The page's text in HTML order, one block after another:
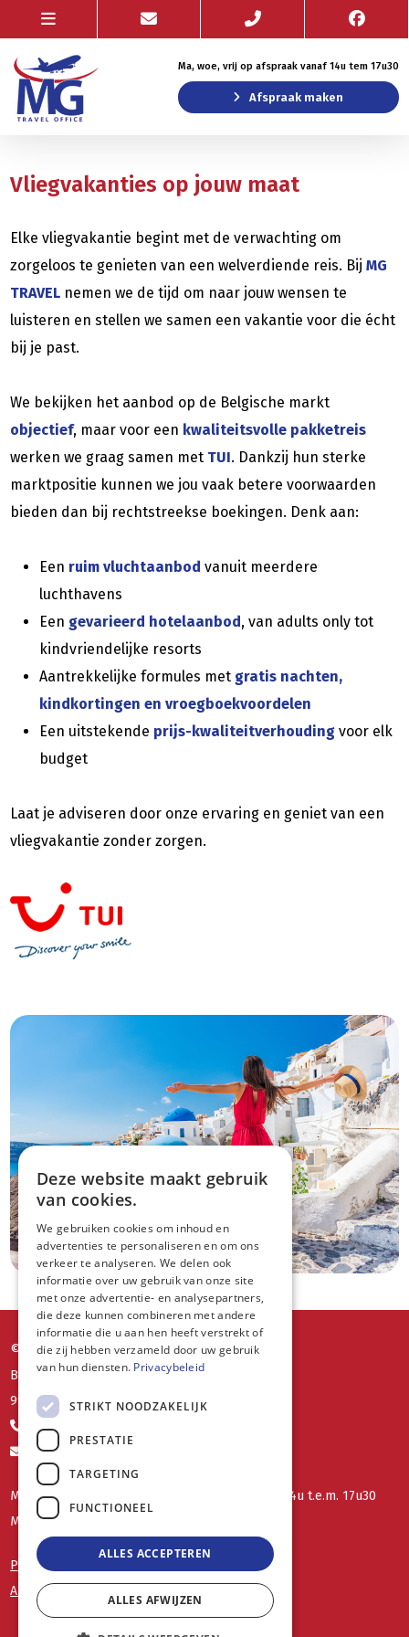
Ma, woe, vrij op afspraak vanaf 14u tem 17u30
Afspraak maken
Vliegvakanties op jouw maat
Elke vliegvakantie begint met de verwachting om
zorgeloos te genieten van een welverdiende reis. BijMG
TRAVEL nemen we de tijd om naar jouw wensen te
luisteren en stellen we samen een vakantie voor die écht
bij je past.
We bekijken het aanbod op de Belgische markt
objectief, maar voor een kwaliteitsvolle pakketreis
werken we graag samen met TUI. Dankzij hun sterke
marktpositie kunnen we jou vaak betere voorwaarden
bieden dan bij rechtstreekse boekingen. Denk aan:
Een ruim vluchtaanbod vanuit meerdere
luchthavens
Een gevarieerd hotelaanbod, van adults only tot
kindvriendelijke resorts
Aantrekkelijke formules met gratis nachten,
kindkortingen en vroegboekvoordelen
Een uitstekende prijs-kwaliteitverhouding voor elk
budget
Laat je adviseren door onze ervaring en geniet van een
vliegvakantie zonder zorgen.
© MG Travel
Boordekens 23
9940 Evergem
+32 473 364 078
mgtravel@telenet.be
Maandag, woensdag, vrijdag op afspraak vanaf 14u t.e.m. 17u30
MG Travel: B2413
Privacy
Algemene voorwaarden
Deze website maakt gebruik
van cookies.
We gebruiken cookies om inhoud en
advertenties te personaliseren en om ons
verkeer te analyseren. We delen ook
informatie over uw gebruik van onze site
met onze advertentie- en analysepartners,
die deze kunnen combineren met andere
informatie die u aan hen heeft verstrekt of
die zij hebben verzameld door uw gebruik
van hun diensten. Privacybeleid
STRIKT NOODZAKELIJK
PRESTATIE
TARGETING
FUNCTIONEEL
ALLES ACCEPTEREN
ALLES AFWIJZEN